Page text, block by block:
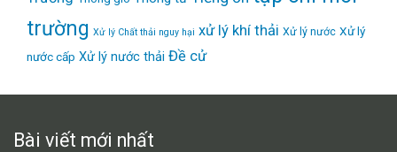
trường Xử lý Chất thải nguy hại xử lý khí thải Xử lý nước Xử lý
nước cấp Xử lý nước thải Đề cử
Bài viết mới nhất